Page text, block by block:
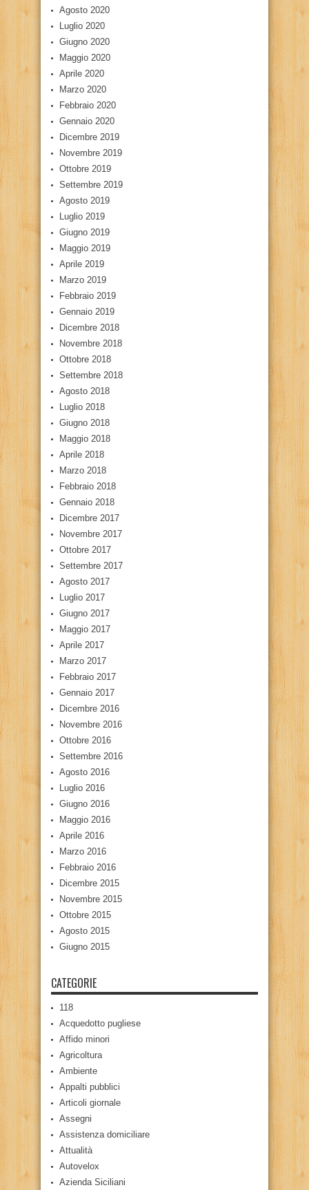
Agosto 2020
Luglio 2020
Giugno 2020
Maggio 2020
Aprile 2020
Marzo 2020
Febbraio 2020
Gennaio 2020
Dicembre 2019
Novembre 2019
Ottobre 2019
Settembre 2019
Agosto 2019
Luglio 2019
Giugno 2019
Maggio 2019
Aprile 2019
Marzo 2019
Febbraio 2019
Gennaio 2019
Dicembre 2018
Novembre 2018
Ottobre 2018
Settembre 2018
Agosto 2018
Luglio 2018
Giugno 2018
Maggio 2018
Aprile 2018
Marzo 2018
Febbraio 2018
Gennaio 2018
Dicembre 2017
Novembre 2017
Ottobre 2017
Settembre 2017
Agosto 2017
Luglio 2017
Giugno 2017
Maggio 2017
Aprile 2017
Marzo 2017
Febbraio 2017
Gennaio 2017
Dicembre 2016
Novembre 2016
Ottobre 2016
Settembre 2016
Agosto 2016
Luglio 2016
Giugno 2016
Maggio 2016
Aprile 2016
Marzo 2016
Febbraio 2016
Dicembre 2015
Novembre 2015
Ottobre 2015
Agosto 2015
Giugno 2015
CATEGORIE
118
Acquedotto pugliese
Affido minori
Agricoltura
Ambiente
Appalti pubblici
Articoli giornale
Assegni
Assistenza domiciliare
Attualità
Autovelox
Azienda Siciliani